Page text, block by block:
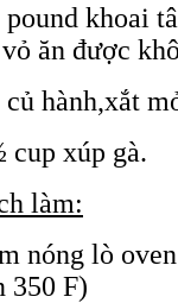
pound khoai
ăn được
củ hành,xắt
cup xúp gà.
làm:
nóng lò
350 F)